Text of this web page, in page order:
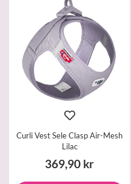
Curli Vest Sele Clasp Air-Mesh
Lilac
369,90 kr